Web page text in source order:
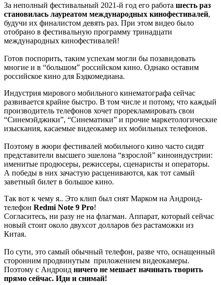
За неполный фестивальный 2021-й год его работа шесть раз
становилась лауреатом международных кинофестивалей,
будучи их финалистом девять раз. При этом видео было
отобрано в фестивальную программу тринадцати
международных кинофестивалей!
Готов поспорить, таким успехам могли бы позавидовать
многие и в “большом” российском кино. Однако оставим
российское кино для Бэдкомедиана.
Индустрия мирового мобильного кинематографа сейчас
развивается крайне быстро. В том числе и потому, что каждый
производитель телефонов хочет прорекламировать свои
“Синемэйджики”, “Синематики” и прочие маркетологические
изыскания, касаемые видеокамер их мобильных телефонов.
Поэтому в жюри фестивалей мобильного кино часто сидят
представители высшего эшелона “взрослой” киноиндустрии:
именитые продюсеры, режиссеры, сценаристы и операторы.
А победы в них зачастую расцениваются, как тот самый
заветный билет в большое кино.
Так вот к чему я.. Это клип был снят Марком на Андроид-
телефон Redmi Note 9 Pro!
Согласитесь, ни разу не на флагман. Аппарат, который сейчас
новый стоит около двухсот долларов без растаможки из
Китая.
По сути, это самый обычный телефон, разве что, оснащенный
сторонним продвинутым приложением видеокамеры.
Поэтому с Андроид ничего не мешает начинать творить
прямо сейчас. Иди и снимай!